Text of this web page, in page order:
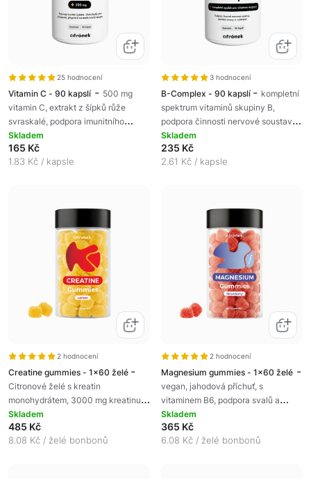
25 hodnocení
Vitamin C - 90 kapslí - 500 mg
vitamin C, extrakt z šípků růže
svraskalé, podpora imunitního
systému, doplněk stravy
Skladem
165 Kč
1.83 Kč / kapsle
3 hodnocení
B-Complex - 90 kapslí - kompletní
spektrum vitaminů skupiny B,
podpora činnosti nervové soustavy,
doplněk stravy
Skladem
235 Kč
2.61 Kč / kapsle
2 hodnocení
Creatine gummies - 1x60 želé -
Citronové želé s kreatin
monohydrátem, 3000 mg kreatinu v
dávce, pro podporu síly a výkonu,
doplněk stravy
Skladem
485 Kč
8.08 Kč / želé bonbonů
2 hodnocení
Magnesium gummies - 1x60 želé -
vegan, jahodová příchuť, s
vitaminem B6, podpora svalů a
nervů, snížení únavy, doplněk
stravy
Skladem
365 Kč
6.08 Kč / želé bonbonů